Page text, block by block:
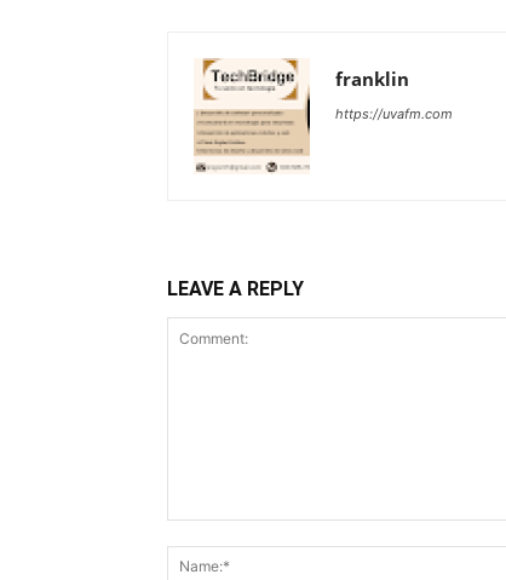
franklin
https://uvafm.com
LEAVE A REPLY